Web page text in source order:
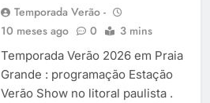
Temporada Verão -
10 meses ago
0 3 mins
Temporada Verão 2026 em Praia
Grande : programação Estação
Verão Show no litoral paulista .